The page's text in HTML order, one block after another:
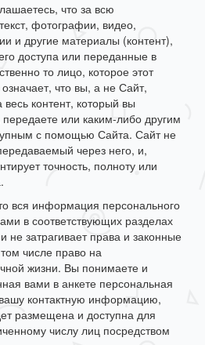
что за всю
фотографии, видео,
и другие материалы (контент),
доступа или переданные в
то лицо, которое этот
что вы, а не Сайт,
контент, который вы
или каким-либо другим
с помощью Сайта. Сайт не
через него, и,
точность, полноту или
вся информация персонального
в соответствующих разделах
не затрагивает права и законные
числе право на
жизни. Вы понимаете и
вами в анкете персональная
контактную информацию,
размещена и доступна для
числу лиц посредством